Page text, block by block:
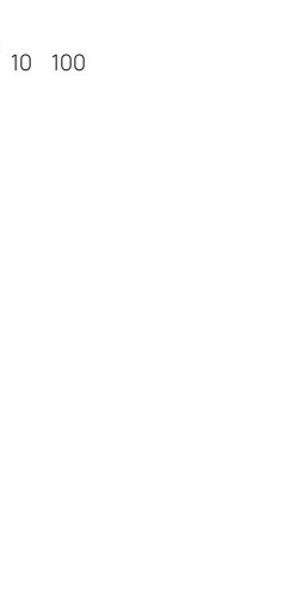
10 100